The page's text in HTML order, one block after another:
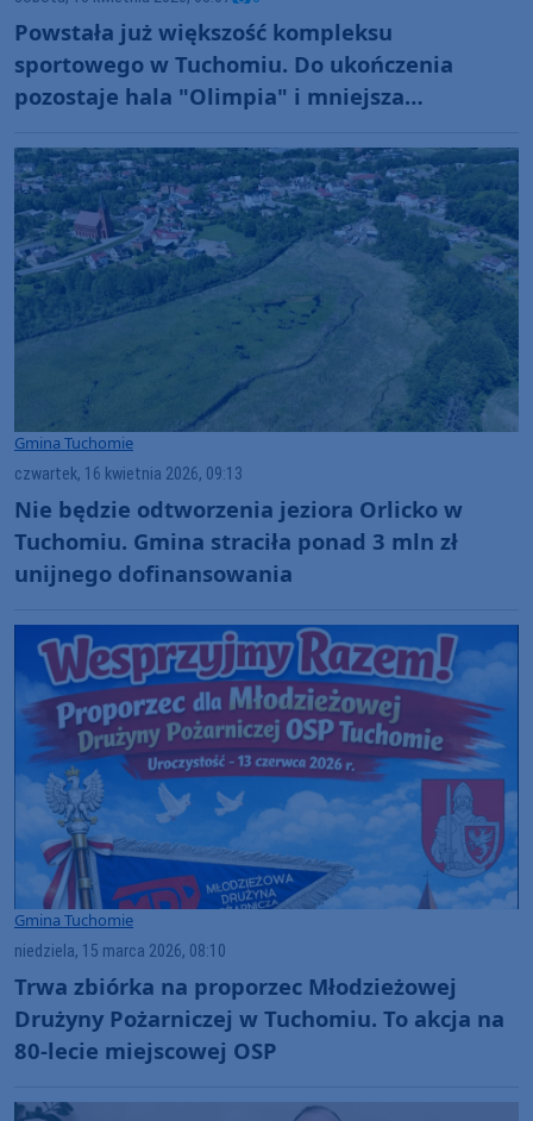
Powstała już większość kompleksu
sportowego w Tuchomiu. Do ukończenia
pozostaje hala "Olimpia" i mniejsza
Gmina Tuchomie
czwartek, 16 kwietnia 2026, 09:13
Nie będzie odtworzenia jeziora Orlicko w
Tuchomiu. Gmina straciła ponad 3 mln zł
unijnego dofinansowania
Gmina Tuchomie
niedziela, 15 marca 2026, 08:10
Trwa zbiórka na proporzec Młodzieżowej
Drużyny Pożarniczej w Tuchomiu. To akcja na
80-lecie miejscowej OSP